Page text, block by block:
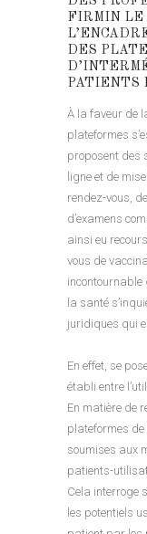
FIRMIN LE
DES
PATIENTS
À la faveur de
plateformes
proposent des
ligne et de
rendez-vous,
d’examens
ainsi eu
vous de
incontournable
la santé
juridiques qui
En effet, se
établi entre
En matière de
plateformes de
soumises aux
patients-
Cela interroge
les potentiels